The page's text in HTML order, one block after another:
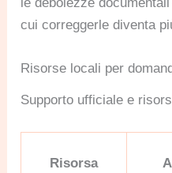
cui correggerle diventa
Risorse locali per
Supporto ufficiale e
Risorsa